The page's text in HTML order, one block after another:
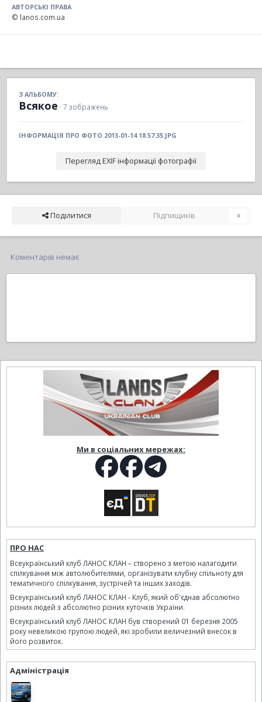
АВТОРСЬКІ ПРАВА
© lanos.com.ua
З АЛЬБОМУ:
Всякое · 7 зображень
ІНФОРМАЦІЯ ПРО ФОТО 2013-01-14 18.57.35.JPG
Перегляд EXIF інформації фотографії
Поділитися Підпищиків 0
Коментарів немає
Ми в соціальних мережах:
ПРО НАС
Всеукраїнський клуб ЛАНОС КЛАН – створено з метою налагодити
спілкування між автолюбителями, організувати клубну спільноту для
тематичного спілкування, зустрічей та інших заходів.
Всеукраїнський клуб ЛАНОС КЛАН - Клуб, який об'єднав абсолютно
різних людей з абсолютно різних куточків України.
Всеукраїнський клуб ЛАНОС КЛАН був створений 01 березня 2005
року невеликою групою людей, які зробили величезний внесок в
його розвиток.
Адміністрація